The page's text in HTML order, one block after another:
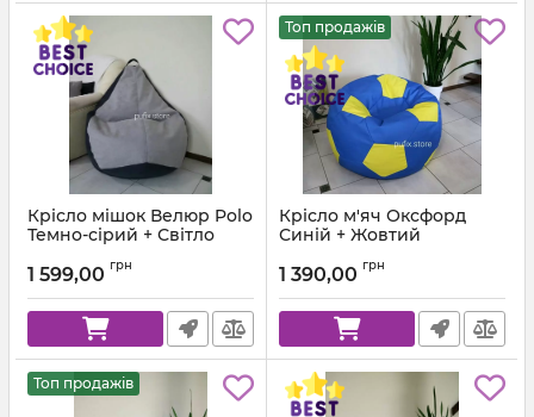
Крісло мішок Велюр Polo
Темно-сірий + Світло
Артикул: km-polo-17-16-l
1 599,00 грн
Топ продажів
Крісло м'яч Оксфорд
Синій + Жовтий
1 390,00 грн
Топ продажів